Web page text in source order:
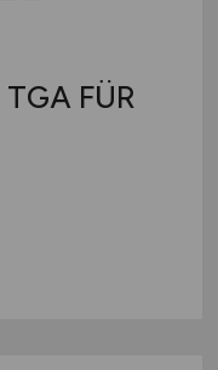
TGA FÜR